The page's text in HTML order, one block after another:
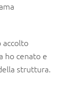
accolto
ho cenato e
struttura.